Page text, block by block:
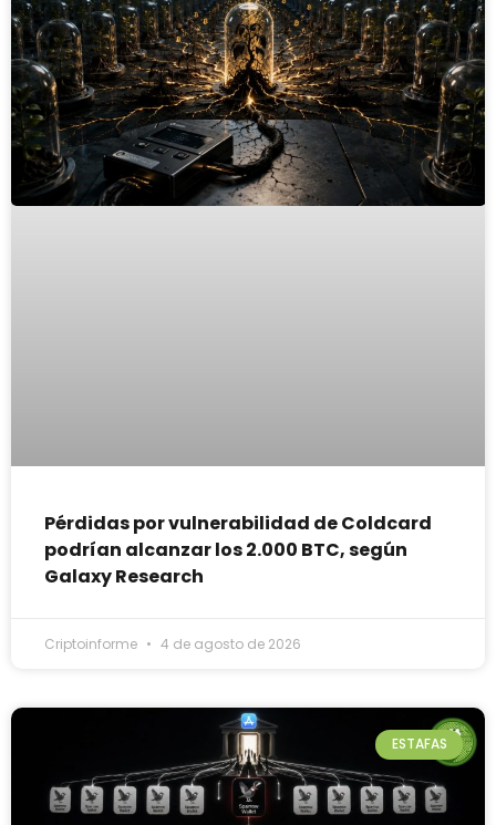
Pérdidas por vulnerabilidad de Coldcard
podrían alcanzar los 2.000 BTC, según
Galaxy Research
Criptoinforme 4 de agosto de 2026
ESTAFAS